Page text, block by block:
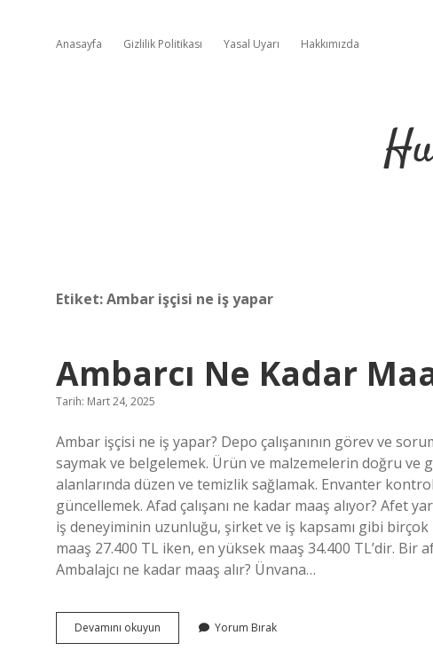
Anasayfa Gizlilik Politikası Yasal Uyarı Hakkımızda
Etiket:Ambar işçisi ne iş yapar
Ambarcı Ne Kadar
Tarih: Mart 24, 2025
Ambar işçisi ne iş yapar? Depo çalışanının görev ve
saymak ve belgelemek. Ürün ve malzemelerin doğru ve
alanlarında düzen ve temizlik sağlamak. Envanter
güncellemek. Afad çalışanı ne kadar maaş alıyor? Afet
iş deneyiminin uzunluğu, şirket ve iş kapsamı gibi
maaş 27.400 TL iken, en yüksek maaş 34.400 TL’dir. Bir
Ambalajcı ne kadar maaş alır? Ünvana…
Devamını okuyun Ambarcı
Ne
Yorum Bırak